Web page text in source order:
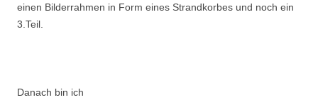
einen Bilderrahmen in Form eines Strandkorbes und noch ein
3.Teil.
Danach bin ich